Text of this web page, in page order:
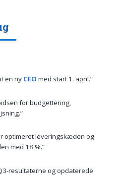
en ny CEO med start 1. april.”
for budgettering,
optimeret leveringskæden og
med 18 %.”
resultaterne og opdaterede